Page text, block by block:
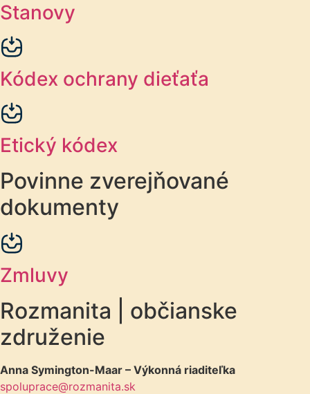
Stanovy
Kódex ochrany dieťaťa
Etický kódex
Povinne zverejňované
dokumenty
Zmluvy
Rozmanita | občianske
združenie
Anna Symington-Maar – Výkonná riaditeľka
spoluprace@rozmanita.sk